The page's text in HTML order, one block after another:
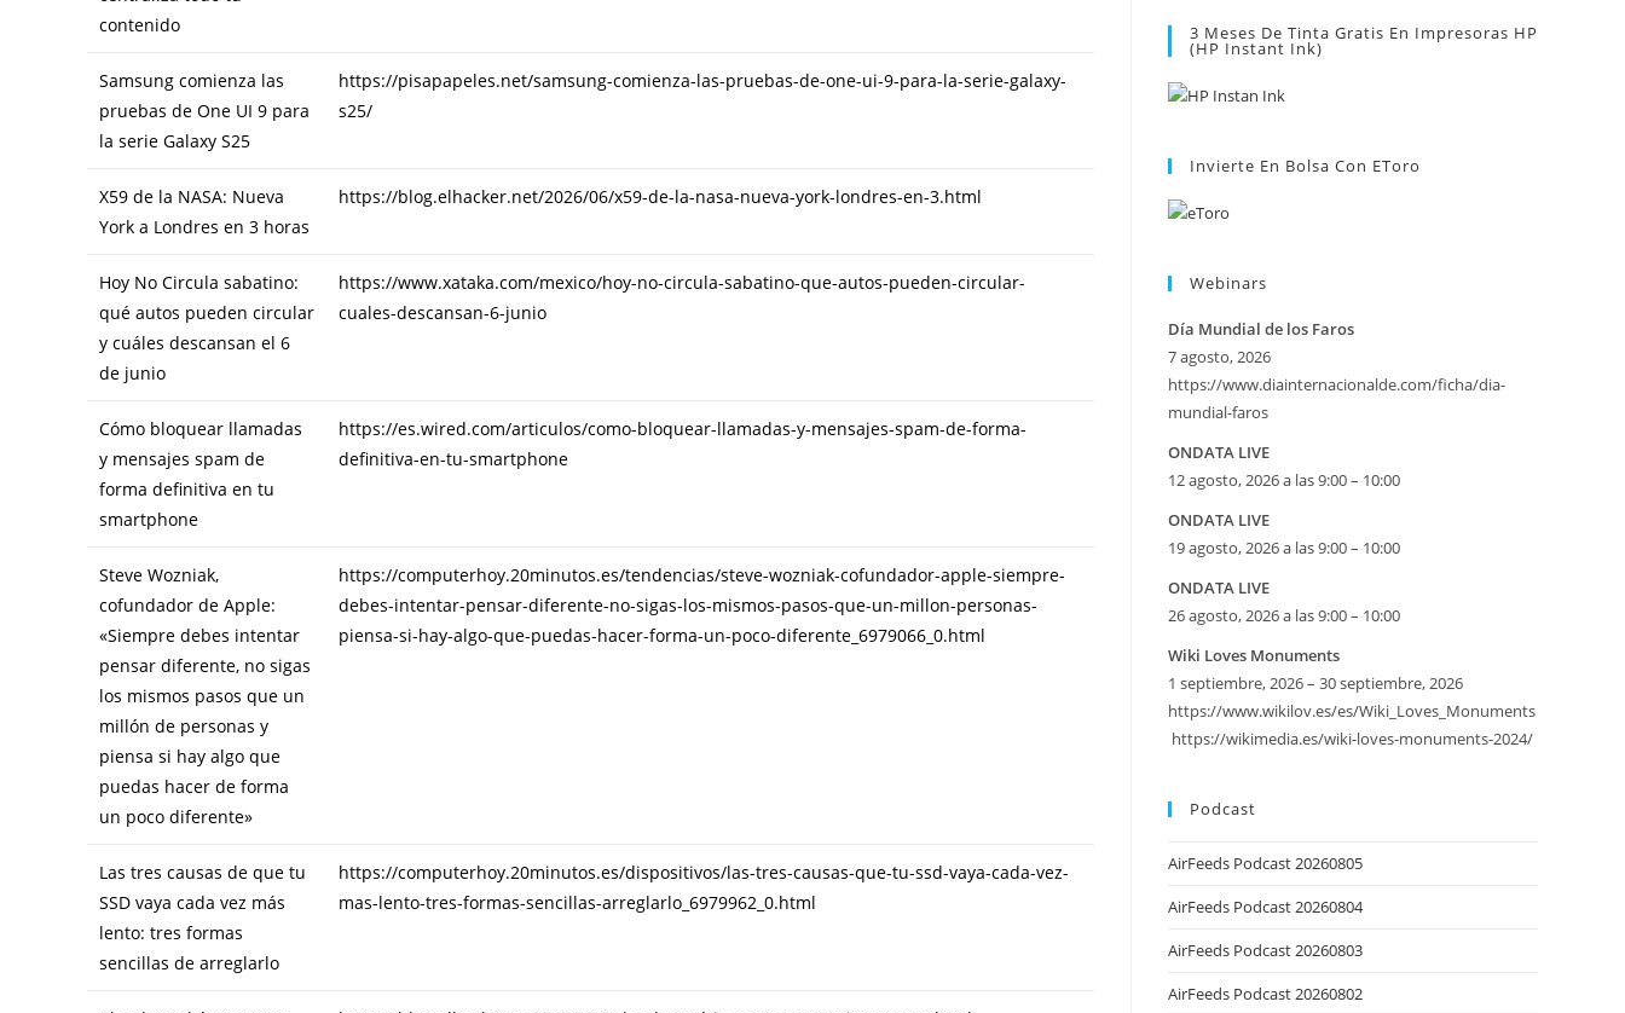
contenido
Samsung comienza las
pruebas de One UI 9 para
la serie Galaxy S25
https://pisapapeles.net/samsung-comienza-las-pruebas-de-one-ui-9-para-la-serie-galaxy-
s25/
X59 de la NASA: Nueva
York a Londres en 3 horas
https://blog.elhacker.net/2026/06/x59-de-la-nasa-nueva-york-londres-en-3.html
Hoy No Circula sabatino:
qué autos pueden circular
y cuáles descansan el 6
de junio
https://www.xataka.com/mexico/hoy-no-circula-sabatino-que-autos-pueden-circular-
cuales-descansan-6-junio
Cómo bloquear llamadas
y mensajes spam de
forma definitiva en tu
smartphone
https://es.wired.com/articulos/como-bloquear-llamadas-y-mensajes-spam-de-forma-
definitiva-en-tu-smartphone
Steve Wozniak,
cofundador de Apple:
«Siempre debes intentar
pensar diferente, no sigas
los mismos pasos que un
millón de personas y
piensa si hay algo que
puedas hacer de forma
un poco diferente»
https://computerhoy.20minutos.es/tendencias/steve-wozniak-cofundador-apple-siempre-
debes-intentar-pensar-diferente-no-sigas-los-mismos-pasos-que-un-millon-personas-
piensa-si-hay-algo-que-puedas-hacer-forma-un-poco-diferente_6979066_0.html
Las tres causas de que tu
SSD vaya cada vez más
lento: tres formas
sencillas de arreglarlo
https://computerhoy.20minutos.es/dispositivos/las-tres-causas-que-tu-ssd-vaya-cada-vez-
mas-lento-tres-formas-sencillas-arreglarlo_6979962_0.html
3 Meses De Tinta Gratis En Impresoras HP
(HP Instant Ink)
Invierte En Bolsa Con EToro
Webinars
Día Mundial de los Faros
7 agosto, 2026
https://www.diainternacionalde.com/ficha/dia-
mundial-faros
ONDATA LIVE
12 agosto, 2026 a las 9:00 – 10:00
ONDATA LIVE
19 agosto, 2026 a las 9:00 – 10:00
ONDATA LIVE
26 agosto, 2026 a las 9:00 – 10:00
Wiki Loves Monuments
1 septiembre, 2026 – 30 septiembre, 2026
https://www.wikilov.es/es/Wiki_Loves_Monuments
https://wikimedia.es/wiki-loves-monuments-2024/
Podcast
AirFeeds Podcast 20260805
AirFeeds Podcast 20260804
AirFeeds Podcast 20260803
AirFeeds Podcast 20260802